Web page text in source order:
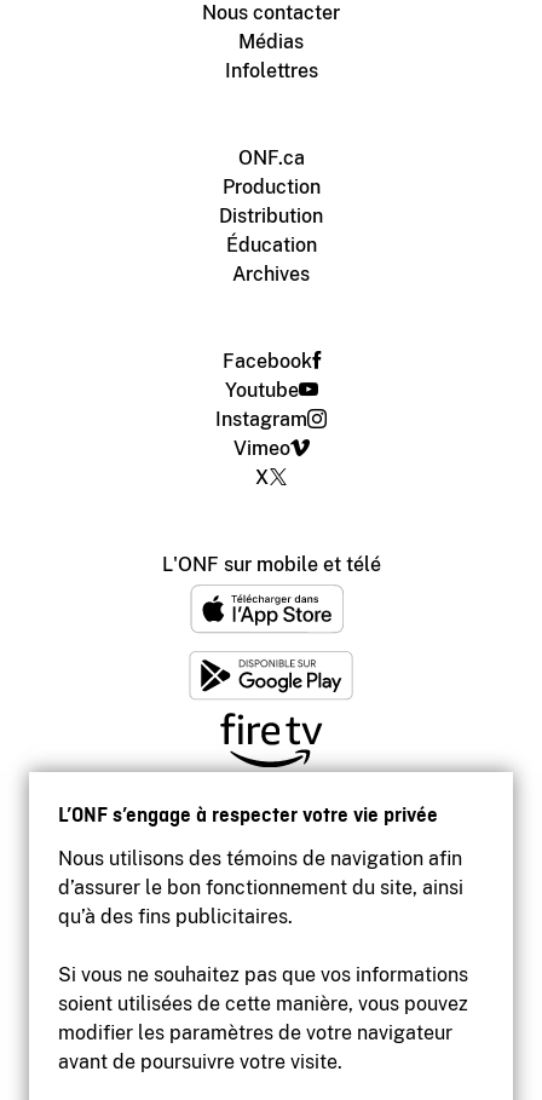
L’ONF s’engage à respecter votre vie privée
Nous utilisons des témoins de navigation afin
d’assurer le bon fonctionnement du site, ainsi
qu’à des fins publicitaires.
Si vous ne souhaitez pas que vos informations
soient utilisées de cette manière, vous pouvez
modifier les paramètres de votre navigateur
avant de poursuivre votre visite.
Nous contacter
Médias
Infolettres
ONF.ca
Production
Distribution
Éducation
Archives
Facebook
Youtube
Instagram
Vimeo
X
L'ONF sur mobile et télé
Accessibilité
Site institutionnel